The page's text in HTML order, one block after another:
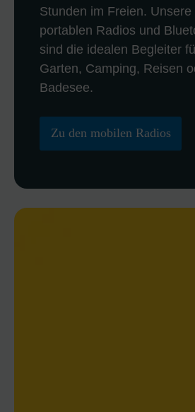
Stunden im Freien. Unsere
portablen Radios und
sind die idealen Begleiter
Garten, Camping, Reisen
Badesee.
Zu den mobilen Radios